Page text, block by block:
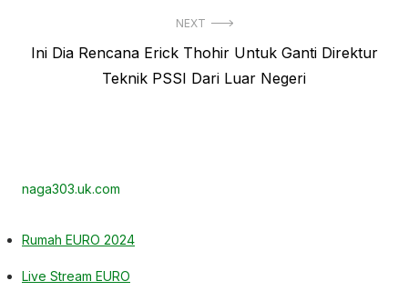
NEXT
Next
Ini Dia Rencana Erick Thohir Untuk Ganti Direktur
Teknik PSSI Dari Luar Negeri
naga303.uk.com
Rumah EURO 2024
Live Stream EURO